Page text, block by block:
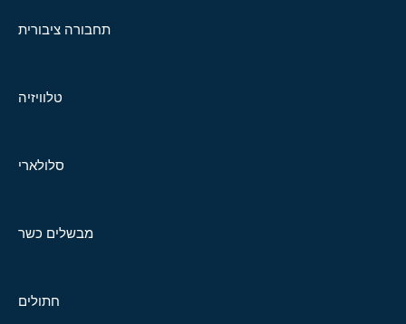
תחבורה ציבורית
טלוויזיה
סלולארי
מבשלים כשר
חתולים